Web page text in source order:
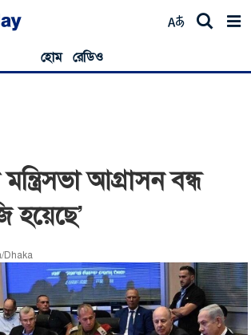
হোম রেডিও
আগ্রাসন বন্ধ
হয়েছে’
Dhaka